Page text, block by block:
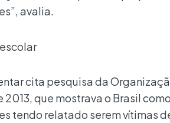
avalia.
cita pesquisa da
2013, que mostrava o Brasil
tendo relatado serem vítimas